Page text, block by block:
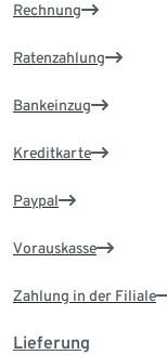
Rechnung
Ratenzahlung
Bankeinzug
Kreditkarte
Paypal
Vorauskasse
Zahlung in der Filiale
Lieferung